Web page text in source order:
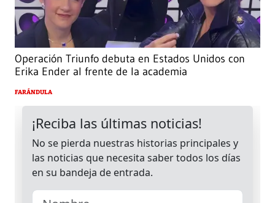
Operación Triunfo debuta en Estados Unidos con
Erika Ender al frente de la academia
FARÁNDULA